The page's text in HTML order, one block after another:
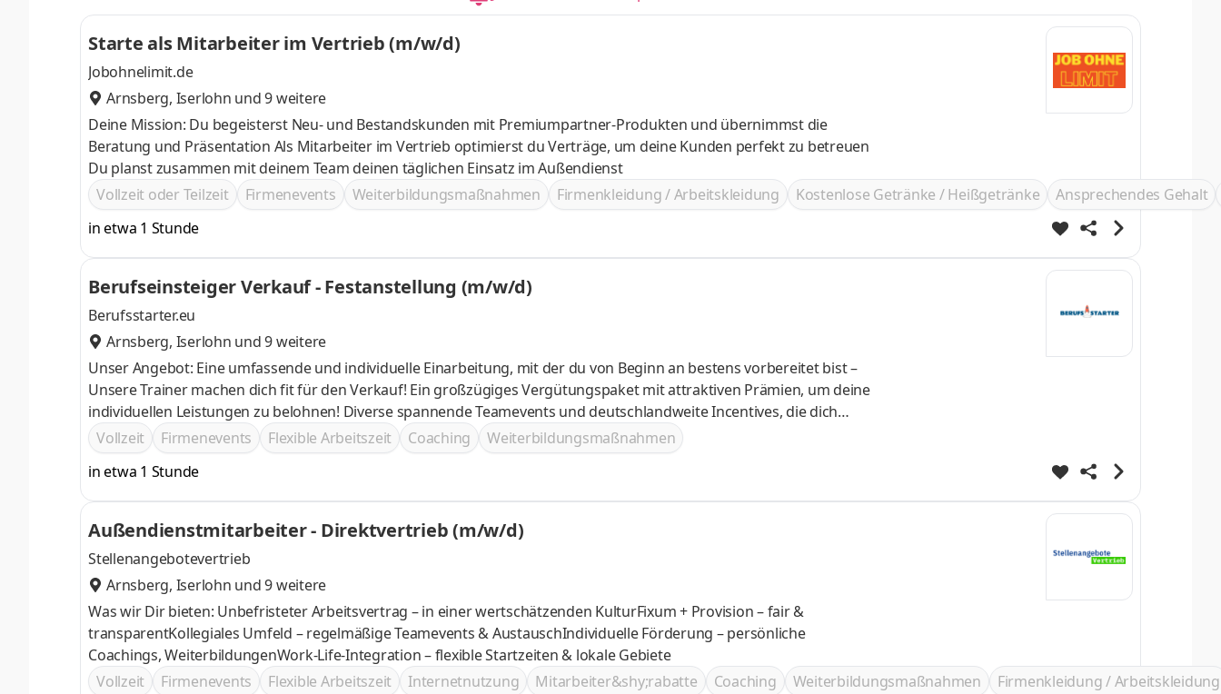
Starte als Mitarbeiter im Vertrieb (m/w/d)
Jobohnelimit.de
Arnsberg, Iserlohn und 9 weitere
Deine Mission: Du begeisterst Neu- und Bestandskunden mit Premiumpartner-Produkten und übernimmst die
Beratung und Präsentation Als Mitarbeiter im Vertrieb optimierst du Verträge, um deine Kunden perfekt zu betreuen
Du planst zusammen mit deinem Team deinen täglichen Einsatz im Außendienst
Vollzeit oder Teilzeit
Firmenevents Weiterbildungsmaßnahmen Firmenkleidung / Arbeitskleidung Kostenlose Getränke / Heißgetränke
Ansprechendes Gehalt
in etwa 1 Stunde
Berufseinsteiger Verkauf - Festanstellung (m/w/d)
Berufsstarter.eu
Arnsberg, Iserlohn und 9 weitere
Unser Angebot: Eine umfassende und individuelle Einarbeitung, mit der du von Beginn an bestens vorbereitet bist –
Unsere Trainer machen dich fit für den Verkauf! Ein großzügiges Vergütungspaket mit attraktiven Prämien, um deine
individuellen Leistungen zu belohnen! Diverse spannende Teamevents und deutschlandweite Incentives, die dich
begeistern werden Du wirst Teil eines familiären und multikulturellen Teams, auf das du dich immer verlassen kannst
Vollzeit Firmenevents Flexible Arbeitszeit Coaching
Weiterbildungsmaßnahmen
in etwa 1 Stunde
Außendienstmitarbeiter - Direktvertrieb (m/w/d)
Stellenangebotevertrieb
Arnsberg, Iserlohn und 9 weitere
Was wir Dir bieten: Unbefristeter Arbeitsvertrag – in einer wertschätzenden KulturFixum + Provision – fair &
transparentKollegiales Umfeld – regelmäßige Teamevents & AustauschIndividuelle Förderung – persönliche
Coachings, WeiterbildungenWork-Life-Integration – flexible Startzeiten & lokale Gebiete
Vollzeit
Firmenevents Flexible Arbeitszeit Internetnutzung Mitarbeiter&shy;rabatte Coaching Weiterbildungsmaßnahmen Firmenkleidung / Arbeitskleidung